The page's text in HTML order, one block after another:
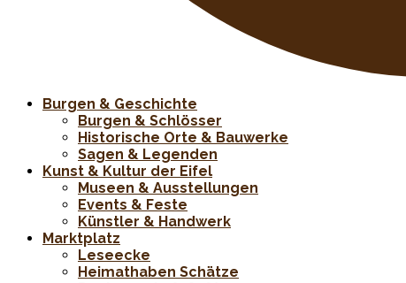
Burgen & Geschichte
Burgen & Schlösser
Historische Orte & Bauwerke
Sagen & Legenden
Kunst & Kultur der Eifel
Museen & Ausstellungen
Events & Feste
Künstler & Handwerk
Marktplatz
Leseecke
Heimathaben Schätze